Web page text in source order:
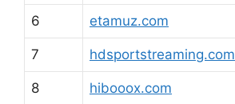
6 etamuz.com
7 hdsportstreaming.com
8 hibooox.com